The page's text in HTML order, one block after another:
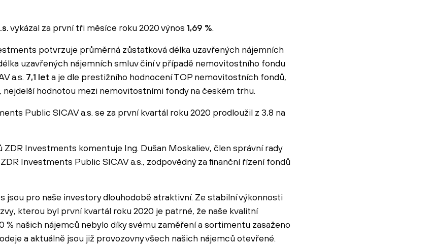
vykázal za první tři měsíce roku 2020 výnos 1,69 %.
potvrzuje průměrná zůstatková délka uzavřených nájemních
uzavřených nájemních smluv činí v případě nemovitostního fondu
a.s. 7,1 let a je dle prestižního hodnocení TOP nemovitostních fondů,
hodnotou mezi nemovitostními fondy na českém trhu.
Public SICAV a.s. se za první kvartál roku 2020 prodloužil z 3,8 na
Investments komentuje Ing. Dušan Moskaliev, člen správní rady
Investments Public SICAV a.s., zodpovědný za finanční řízení fondů
pro naše investory dlouhodobě atraktivní. Ze stabilní výkonnosti
kterou byl první kvartál roku 2020 je patrné, že naše kvalitní
našich nájemců nebylo díky svému zaměření a sortimentu zasaženo
a aktuálně jsou již provozovny všech našich nájemců otevřené.